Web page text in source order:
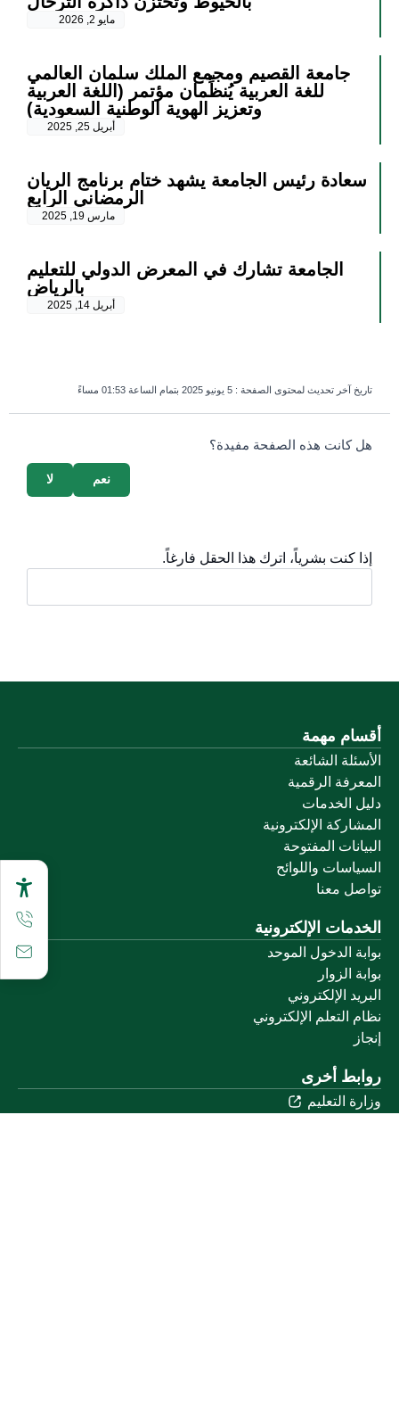
مايو 2, 2026
جامعة القصيم ومجمع الملك سلمان العالمي
للغة العربية يُنظِّمان مؤتمر (اللغة العربية
وتعزيز الهوية الوطنية السعودية)
أبريل 25, 2025
سعادة رئيس الجامعة يشهد ختام برنامج الريان
الرمضاني الرابع
مارس 19, 2025
الجامعة تشارك في المعرض الدولي للتعليم
بالرياض
أبريل 14, 2025
تاريخ آخر تحديث لمحتوى الصفحة : 5 يونيو 2025 بتمام الساعة 01:53 مساءً
survey_v2
هل كانت هذه الصفحة مفيدة؟
لا نعم
إذا كنت بشرياً، اترك هذا الحقل فارغاً.
أقسام مهمة
الأسئلة الشائعة
المعرفة الرقمية
دليل الخدمات
المشاركة الإلكترونية
البيانات المفتوحة
السياسات واللوائح
تواصل معنا
الخدمات الإلكترونية
بوابة الدخول الموحد
بوابة الزوار
البريد الإلكتروني
نظام التعلم الإلكتروني
إنجاز
روابط أخرى
وزارة التعليم